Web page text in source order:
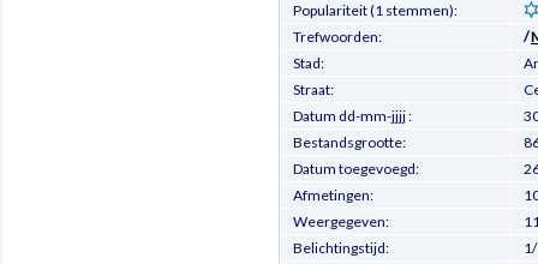
Populariteit (1 stemmen):
Trefwoorden:
/
Stad:
Straat:
Datum dd-mm-jjjj :
Bestandsgrootte:
Datum toegevoegd:
Afmetingen:
Weergegeven:
Belichtingstijd: